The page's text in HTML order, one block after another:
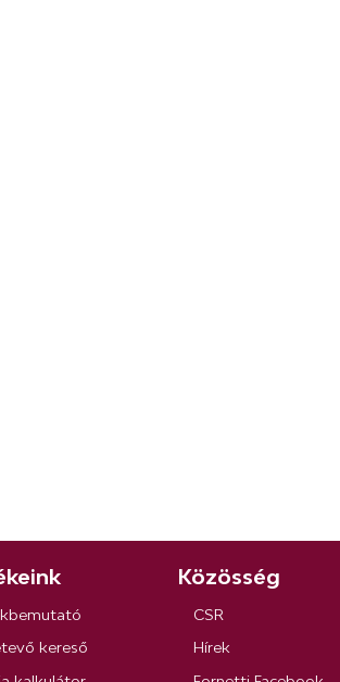
kereső
Közösség
CSR
Hírek